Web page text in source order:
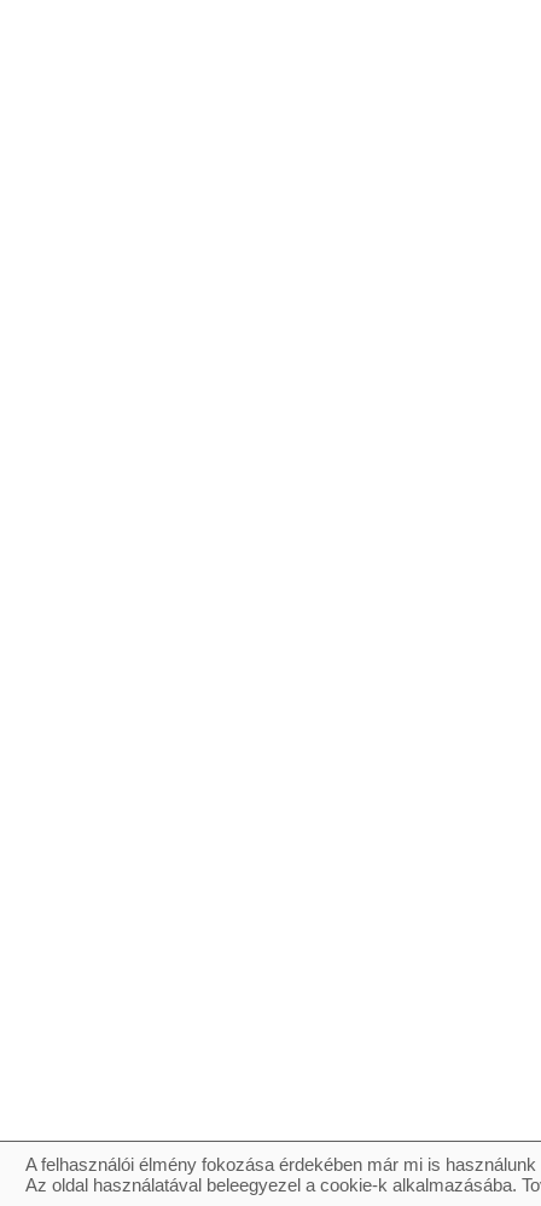
A felhasználói élmény fokozása érdekében már mi is
Az oldal használatával beleegyezel a cookie-k alkalmazásába.